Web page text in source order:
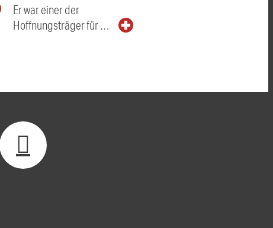
Er war einer der
Hoffnungsträger für …